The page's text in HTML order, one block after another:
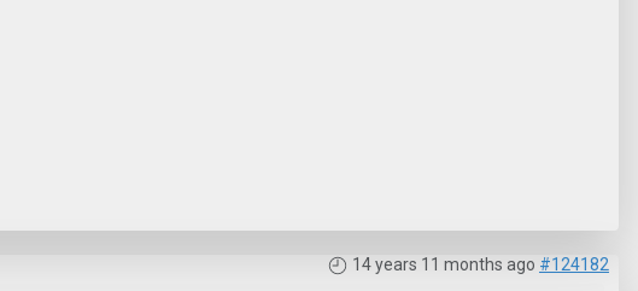
14 years 11 months ago #124182